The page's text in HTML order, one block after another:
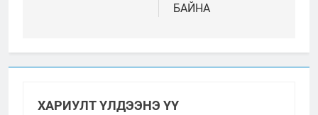
БАЙНА
ХАРИУЛТ ҮЛДЭЭНЭ ҮҮ